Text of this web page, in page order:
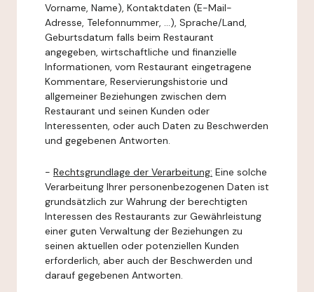
Vorname, Name), Kontaktdaten (E-Mail-
Adresse, Telefonnummer, ...), Sprache/Land,
Geburtsdatum falls beim Restaurant
angegeben, wirtschaftliche und finanzielle
Informationen, vom Restaurant eingetragene
Kommentare, Reservierungshistorie und
allgemeiner Beziehungen zwischen dem
Restaurant und seinen Kunden oder
Interessenten, oder auch Daten zu Beschwerden
und gegebenen Antworten.
- Rechtsgrundlage der Verarbeitung: Eine solche
Verarbeitung Ihrer personenbezogenen Daten ist
grundsätzlich zur Wahrung der berechtigten
Interessen des Restaurants zur Gewährleistung
einer guten Verwaltung der Beziehungen zu
seinen aktuellen oder potenziellen Kunden
erforderlich, aber auch der Beschwerden und
darauf gegebenen Antworten.